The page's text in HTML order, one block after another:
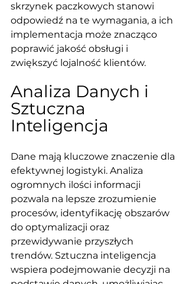
skrzynek paczkowych stanowi
odpowiedź na te wymagania, a ich
implementacja może znacząco
poprawić jakość obsługi i
zwiększyć lojalność klientów.
Analiza Danych i
Sztuczna
Inteligencja
Dane mają kluczowe znaczenie dla
efektywnej logistyki. Analiza
ogromnych ilości informacji
pozwala na lepsze zrozumienie
procesów, identyfikację obszarów
do optymalizacji oraz
przewidywanie przyszłych
trendów. Sztuczna inteligencja
wspiera podejmowanie decyzji na